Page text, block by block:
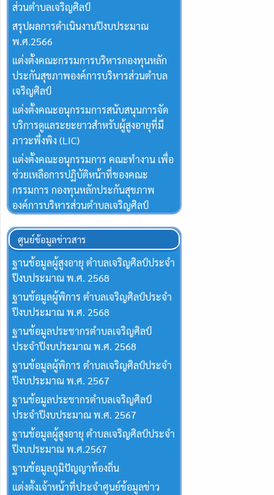
ส่วนตำบลเจริญศิลป์
สรุปผลการดำเนินงานปีงบประมาณ
พ.ศ.2566
แต่งตั้งคณะกรรมการบริหารกองทุนหลัก
ประกันสุขภาพองค์การบริหารส่วนตำบล
เจริญศิลป์
แต่งตั้งคณะอนุกรรมการสนับสนุนการจัด
บริการดูแลระยะยาวสำหรับผู้สูงอายุที่มี
ภาวะพึ่งพิง (LIC)
แต่งตั้งคณะอนุกรรมการ คณะทำงาน เพื่อ
ช่วยเหลือการปฏิบัติหน้าที่ของคณะ
กรรมการ กองทุนหลักประกันสุขภาพ
องค์การบริหารส่วนตำบลเจริญศิลป์
ศูนย์ข้อมูลข่าวสาร
ฐานข้อมูลผู้สูงอายุ ตำบลเจริญศิลป์ประจำ
ปีงบประมาณ พ.ศ. 2568
ฐานข้อมูลผู้พิการ ตำบลเจริญศิลป์ประจำ
ปีงบประมาณ พ.ศ. 2568
ฐานข้อมูลประชากรตำบลเจริญศิลป์
ประจำปีงบประมาณ พ.ศ. 2568
ฐานข้อมูลผู้พิการ ตำบลเจริญศิลป์ประจำ
ปีงบประมาณ พ.ศ. 2567
ฐานข้อมูลประชากรตำบลเจริญศิลป์
ประจำปีงบประมาณ พ.ศ. 2567
ฐานข้อมูลผู้สูงอายุ ตำบลเจริญศิลป์ประจำ
ปีงบประมาณ พ.ศ.2567
ฐานข้อมูลภูมิปัญญาท้องถิ่น
แต่งตั้งเจ้าหน้าที่ประจำศูนย์ข้อมูลข่าว